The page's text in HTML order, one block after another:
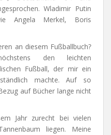
Wladimir Putin
Angela Merkel, Boris
an diesem Fußballbuch?
den leichten
Fußball, der mir ein
machte. Auf so
auf Bücher lange nicht
Jahr zurecht bei vielen
liegen. Meine